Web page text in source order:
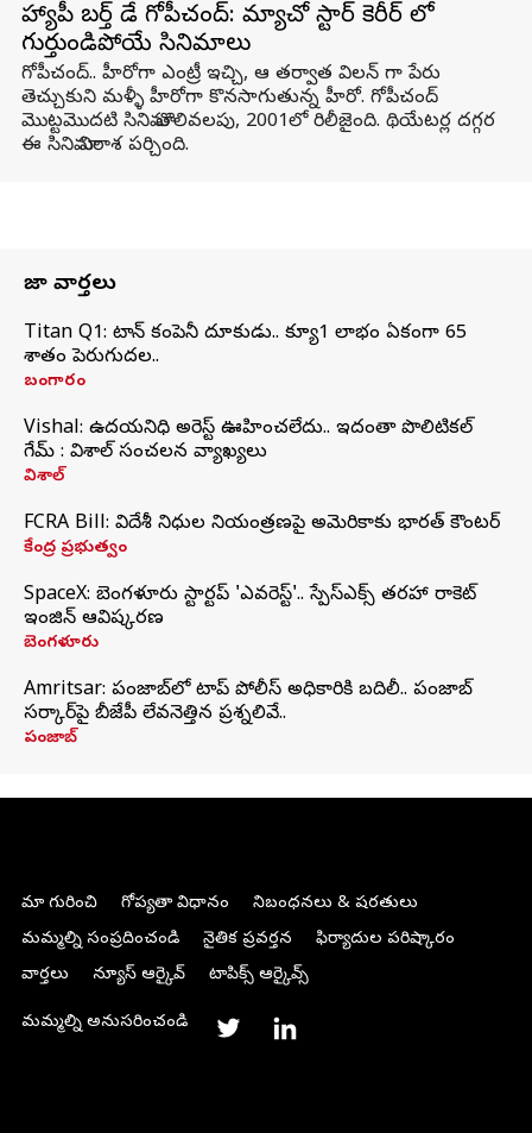
హ్యాపీ బర్త్ డే గోపీచంద్: మ్యాచో స్టార్ కెరీర్ లో
గుర్తుండిపోయే సినిమాలు
గోపీచంద్.. హీరోగా ఎంట్రీ ఇచ్చి, ఆ తర్వాత విలన్ గా పేరు
తెచ్చుకుని మళ్ళీ హీరోగా కొనసాగుతున్న హీరో. గోపీచంద్
మొట్టమొదటి సినిమా తొలివలపు, 2001లో రిలీజైంది. థియేటర్ల దగ్గర
ఈ సినిమా నిరాశ పర్చింది.
తాజా వార్తలు
Titan Q1: టైటాన్ కంపెనీ దూకుడు.. క్యూ1 లాభం ఏకంగా 65
శాతం పెరుగుదల..
బంగారం
Vishal: ఉదయనిధి అరెస్ట్‌ ఊహించలేదు.. ఇదంతా పొలిటికల్
గేమ్ : విశాల్ సంచలన వ్యాఖ్యలు
విశాల్
FCRA Bill: విదేశీ నిధుల నియంత్రణపై అమెరికాకు భారత్‌ కౌంటర్
కేంద్ర ప్రభుత్వం
SpaceX: బెంగళూరు స్టార్టప్‌ 'ఎవరెస్ట్'.. స్పేస్‌ఎక్స్ తరహా రాకెట్‌
ఇంజిన్‌ ఆవిష్కరణ
బెంగళూరు
Amritsar: పంజాబ్‌లో టాప్ పోలీస్ అధికారికి బదిలీ.. పంజాబ్
సర్కార్‌పై బీజేపీ లేవనెత్తిన ప్రశ్నలివే..
పంజాబ్
మా గురించి గోప్యతా విధానం
నిబంధనలు & షరతులు
మమ్మల్ని సంప్రదించండి
నైతిక ప్రవర్తన
ఫిర్యాదుల పరిష్కారం
వార్తలు
న్యూస్ ఆర్కైవ్ టాపిక్స్ ఆర్కైవ్స్
మమ్మల్ని అనుసరించండి